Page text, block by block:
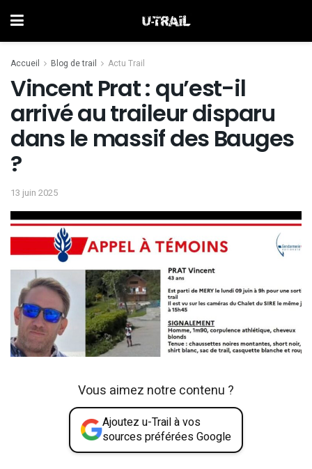
Accueil Blog de trail Actu Trail
Vincent Prat : qu’est-il
arrivé au traileur disparu
dans le massif des Bauges
?
13 juin 2025
Vous aimez notre contenu ?
Ajoutez u-Trail à vos
sources préférées Google